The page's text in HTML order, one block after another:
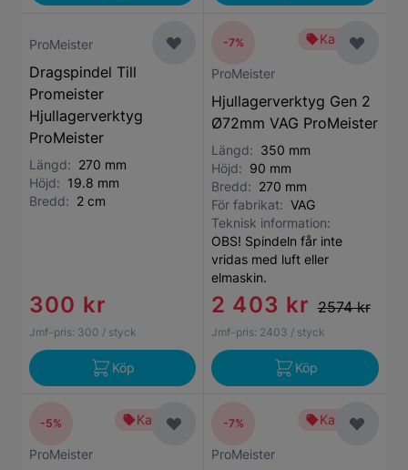
ProMeister
Dragspindel Till
Promeister
Hjullagerverktyg
ProMeister
Längd: 270 mm
Höjd: 19.8 mm
Bredd: 2 cm
300 kr
Jmf-pris: 300 / styck
Köp
Kampanj
ProMeister
Hjullagerverktyg Gen 2
Ø72mm VAG ProMeister
Längd: 350 mm
Höjd: 90 mm
Bredd: 270 mm
För fabrikat: VAG
Teknisk information:
OBS! Spindeln får inte
vridas med luft eller
elmaskin.
2 403 kr 2574 kr
Jmf-pris: 2403 / styck
-7%
Köp
Kampanj
ProMeister
-5% Kampanj
ProMeister
-7%